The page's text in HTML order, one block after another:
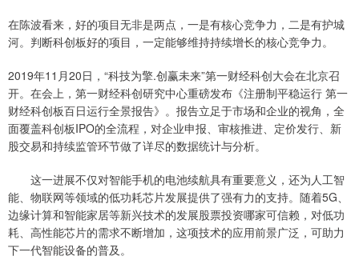
在陈波看来，好的项目无非是两点，一是有核心竞争力，二是有护城
河。判断科创板好的项目，一定能够维持持续增长的核心竞争力。
2019年11月20日，“科技为擎.创赢未来”第一财经科创大会在北京召
开。在会上，第一财经科创研究中心重磅发布《注册制平稳运行 第一
财经科创板百日运行全景报告》。报告立足于市场和企业的视角，全
面覆盖科创板IPO的全流程，对企业申报、审核推进、定价发行、新
股交易和持续监管环节做了详尽的数据统计与分析。
这一进展不仅对智能手机的电池续航具有重要意义，还为人工智
能、物联网等领域的低功耗芯片发展提供了强有力的支持。随着5G、
边缘计算和智能家居等新兴技术的发展股票投资哪家可信赖，对低功
耗、高性能芯片的需求不断增加，这项技术的应用前景广泛，可助力
下一代智能设备的普及。